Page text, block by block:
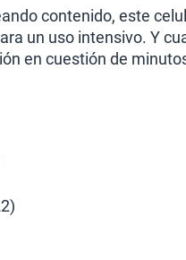
contenido, este
un uso intensivo. Y
en cuestión de